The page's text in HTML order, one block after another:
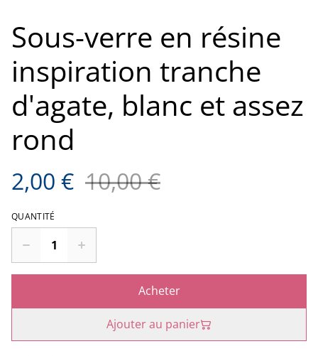
Sous-verre en résine
inspiration tranche
d'agate, blanc et assez
rond
2,00 € 10,00 €
QUANTITÉ
Acheter
Ajouter au panier